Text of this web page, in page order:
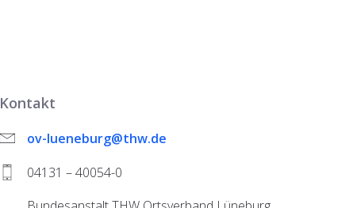
Kontakt
ov-lueneburg@thw.de
04131 – 40054-0